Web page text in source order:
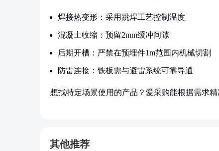
焊接热变形：采用跳焊工艺控制温度
混凝土收缩：预留2mm缓冲间隙
后期开槽：严禁在预埋件1m范围内机械切割
防雷连接：铁板需与避雷系统可靠导通
想找特定场景使用的产品？爱采购能根据需求
其他推荐